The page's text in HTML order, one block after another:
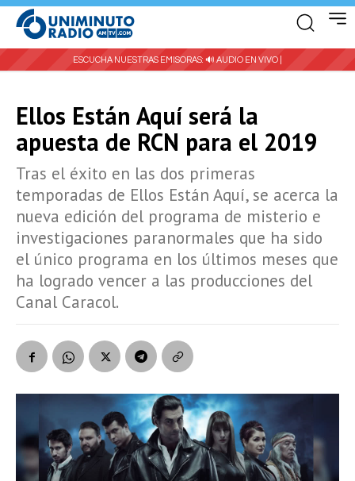
ESCUCHA NUESTRAS EMISORAS: 🔊 AUDIO EN VIVO |
Ellos Están Aquí será la
apuesta de RCN para el 2019
Tras el éxito en las dos primeras
temporadas de Ellos Están Aquí, se acerca la
nueva edición del programa de misterio e
investigaciones paranormales que ha sido
el único programa en los últimos meses que
ha logrado vencer a las producciones del
Canal Caracol.